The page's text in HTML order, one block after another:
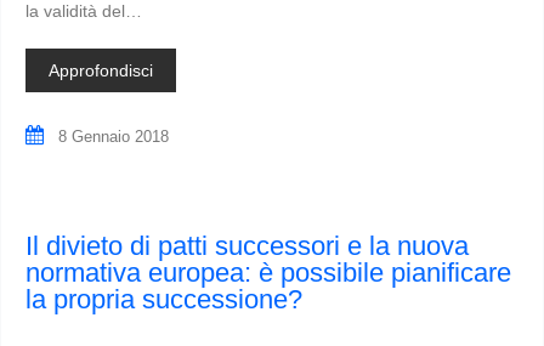
la validità del…
Approfondisci
8 Gennaio 2018
Il divieto di patti successori e la nuova
normativa europea: è possibile pianificare
la propria successione?